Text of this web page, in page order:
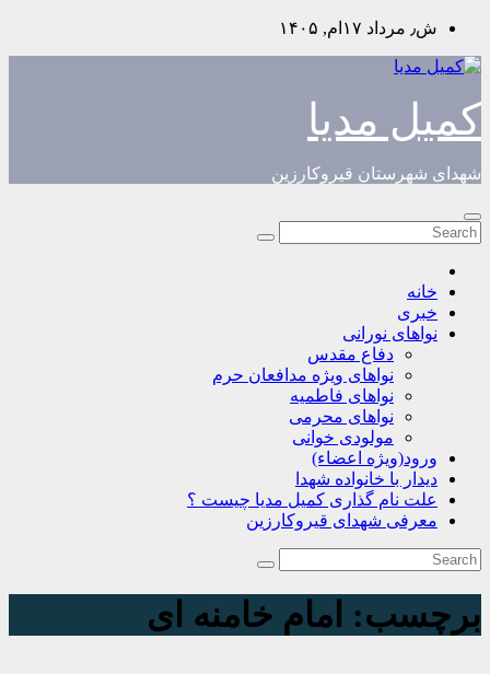
Skip
content
ش٫ مرداد ۱۷ام, ۱۴۰۵
کمیل مدیا
شهدای شهرستان قیروکارزین
خانه
خبری
نواهای نورانی
دفاع مقدس
نواهای ویژه مدافعان حرم
نواهای فاطمیه
نواهای محرمی
مولودی خوانی
ورود(ویژه اعضاء)
دیدار با خانواده شهدا
علت نام گذاری کمیل مدیا چیست ؟
معرفی شهدای قیروکارزین
برچسب: امام خامنه ای